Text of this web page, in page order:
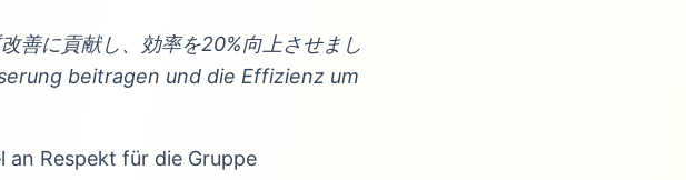
善に貢献し、効率を20%向上させまし
beitragen und die Effizienz um
an Respekt für die Gruppe